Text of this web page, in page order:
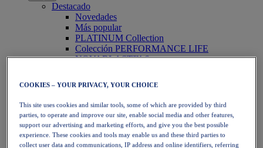
Destacado
Novedades
Más popular
PLATINUM Collection
Colección PERFORMANCE LIFE
NOVABLAST™ 6
Running
Trail Running
Tenis
Voleibol
Balonmano
Pádel
Netball
COOKIES – YOUR PRIVACY, YOUR CHOICE
This site uses cookies and similar tools, some of which are provided by third
parties, to operate and improve our site, enable social media and other features,
support our advertising and marketing efforts, and give you the best possible
experience. These cookies and tools may enable us and these third parties to
collect user data and communications, IP address and online identifiers, referring